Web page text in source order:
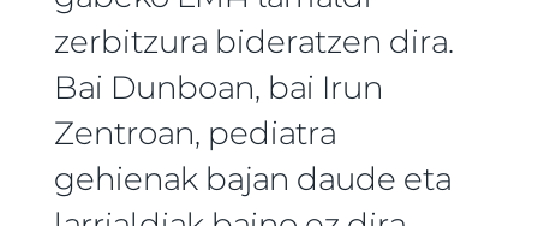
zerbitzura bideratzen dira.
Bai Dunboan, bai Irun
Zentroan, pediatra
gehienak bajan daude eta